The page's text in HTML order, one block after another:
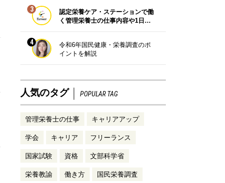
3
認定栄養ケア・ステーションで働
く管理栄養士の仕事内容や1日…
4
令和6年国民健康・栄養調査のポ
イントを解説
人気のタグ POPULAR TAG
管理栄養士の仕事 キャリアアップ
学会 キャリア フリーランス
国家試験 資格 文部科学省
栄養教諭 働き方 国民栄養調査